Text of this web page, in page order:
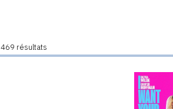
469 résultats